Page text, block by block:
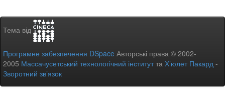
Тема від
Програмне забезпечення DSpace Авторські права © 2002-
2005 Массачусетський технологічний інститутта Х’юлет Пакард -
Зворотний зв’язок